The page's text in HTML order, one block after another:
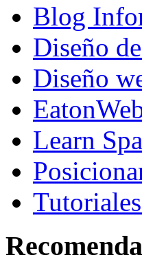
Blog
Diseño
Diseño
Learn